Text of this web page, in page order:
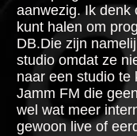
aanwezig. Ik denk
kunt halen om
DB.Die zijn
studio omdat ze
naar een studio te
Jamm FM die
wel wat meer
gewoon live of